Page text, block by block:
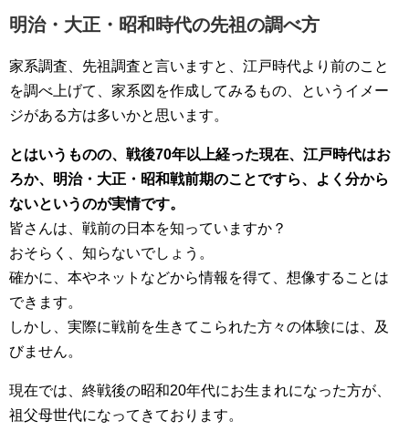
明治・大正・昭和時代の先祖の調べ方
家系調査、先祖調査と言いますと、江戸時代より前のこと
を調べ上げて、家系図を作成してみるもの、というイメー
ジがある方は多いかと思います。
とはいうものの、戦後70年以上経った現在、江戸時代はお
ろか、明治・大正・昭和戦前期のことですら、よく分から
ないというのが実情です。
皆さんは、戦前の日本を知っていますか？
おそらく、知らないでしょう。
確かに、本やネットなどから情報を得て、想像することは
できます。
しかし、実際に戦前を生きてこられた方々の体験には、及
びません。
現在では、終戦後の昭和20年代にお生まれになった方が、
祖父母世代になってきております。